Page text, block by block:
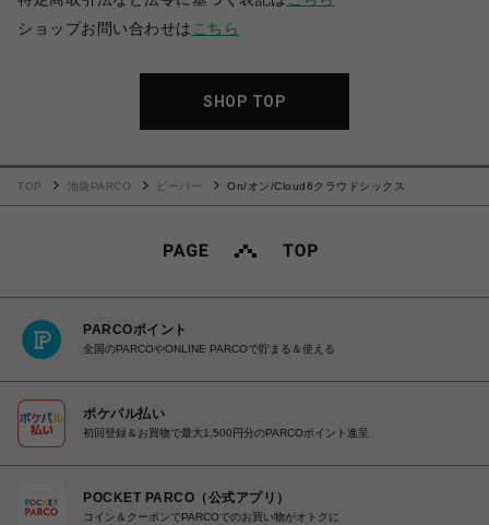
ショップお問い合わせは こちら
SHOP TOP
TOP 池袋PARCO ビーバー On/オン/Cloud6クラウドシックス
PARCOポイント
全国のPARCOやONLINE PARCOで貯まる＆使える
ポケパル払い
初回登録＆お買物で最大1,500円分のPARCOポイント進呈
POCKET PARCO（公式アプリ）
コイン＆クーポンでPARCOでのお買い物がオトクに